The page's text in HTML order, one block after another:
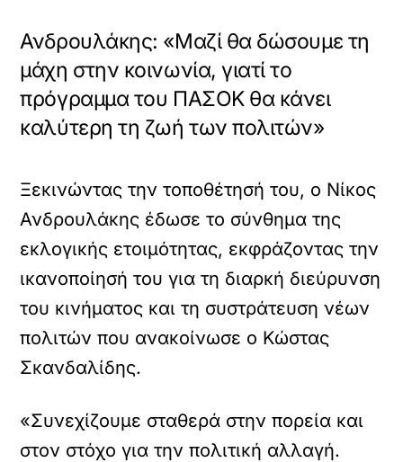
Ανδρουλάκης: «Μαζί θα δώσουμε τη
μάχη στην κοινωνία, γιατί το
πρόγραμμα του ΠΑΣΟΚ θα κάνει
καλύτερη τη ζωή των πολιτών»
Ξεκινώντας την τοποθέτησή του, ο Νίκος
Ανδρουλάκης έδωσε το σύνθημα της
εκλογικής ετοιμότητας, εκφράζοντας την
ικανοποίησή του για τη διαρκή διεύρυνση
του κινήματος και τη συστράτευση νέων
πολιτών που ανακοίνωσε ο Κώστας
Σκανδαλίδης.
«Συνεχίζουμε σταθερά στην πορεία και
στον στόχο για την πολιτική αλλαγή.